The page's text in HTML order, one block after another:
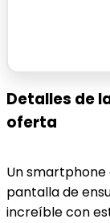
Detalles de
oferta
Un
pantalla de
increíble con